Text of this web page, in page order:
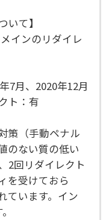
いて】
インのリダイレ
7月、2020年12月
ト：有
策（手動ペナル
のない質の低い
2回リダイレクト
を受けておら
ています。イン